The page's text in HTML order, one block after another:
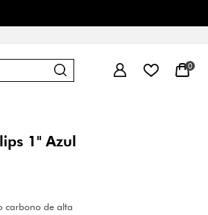
0
1" Azul
carbono de alta